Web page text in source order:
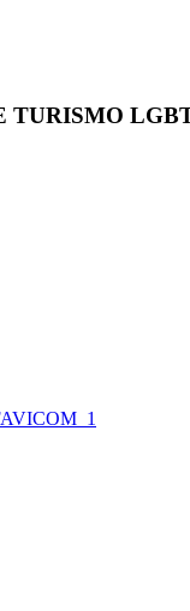
TURISMO